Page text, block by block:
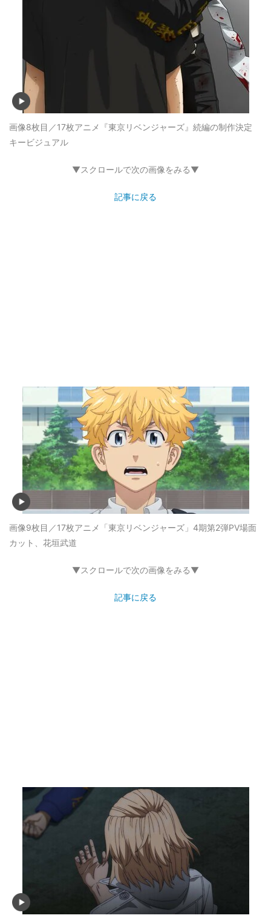
画像8枚目／17枚アニメ『東京リベンジャーズ』続編の制作決定
キービジュアル
▼スクロールで次の画像をみる▼
記事に戻る
画像9枚目／17枚アニメ「東京リベンジャーズ」4期第2弾PV場面
カット、花垣武道
▼スクロールで次の画像をみる▼
記事に戻る